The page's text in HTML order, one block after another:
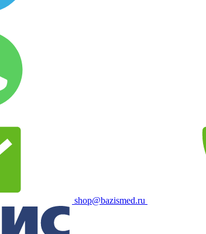
shop@bazismed.ru